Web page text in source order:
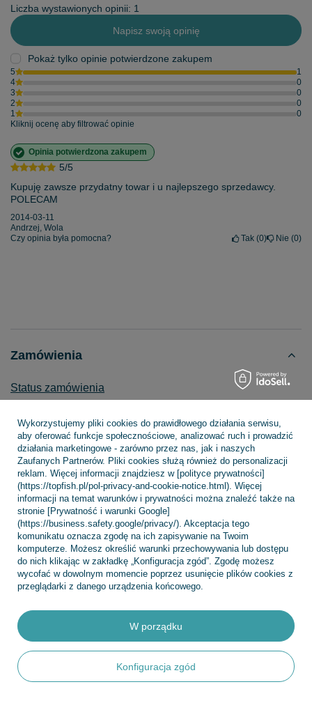
Liczba wystawionych opinii: 1
Napisz swoją opinię
Pokaż tylko opinie potwierdzone zakupem
5
1
4
0
3
0
2
0
1
0
Kliknij ocenę aby filtrować opinie
5/5
Opinia potwierdzona zakupem
Kupuję zawsze przydatny towar i u najlepszego sprzedawcy.
POLECAM
2014-03-11
Andrzej, Wola
Czy opinia była pomocna?
Tak 0 Nie 0
Zamówienia
Status zamówienia
Chcę zareklamować produkt
Chcę zwrócić produkt
Chcę wymienić towar
Kontakt
Konto
Regulaminy
INFORMACJE
Wykorzystujemy pliki cookies do prawidłowego działania serwisu,
aby oferować funkcje społecznościowe, analizować ruch i prowadzić
działania marketingowe - zarówno przez nas, jak i naszych
Zaufanych Partnerów. Pliki cookies służą również do personalizacji
reklam. Więcej informacji znajdziesz w [polityce prywatności]
(https://topfish.pl/pol-privacy-and-cookie-notice.html). Więcej
informacji na temat warunków i prywatności można znaleźć także na
stronie [Prywatność i warunki Google]
(https://business.safety.google/privacy/). Akceptacja tego
komunikatu oznacza zgodę na ich zapisywanie na Twoim
komputerze. Możesz określić warunki przechowywania lub dostępu
do nich klikając w zakładkę „Konfiguracja zgód”. Zgodę możesz
wycofać w dowolnym momencie poprzez usunięcie plików cookies z
przeglądarki z danego urządzenia końcowego.
Konfiguracja zgód
W porządku